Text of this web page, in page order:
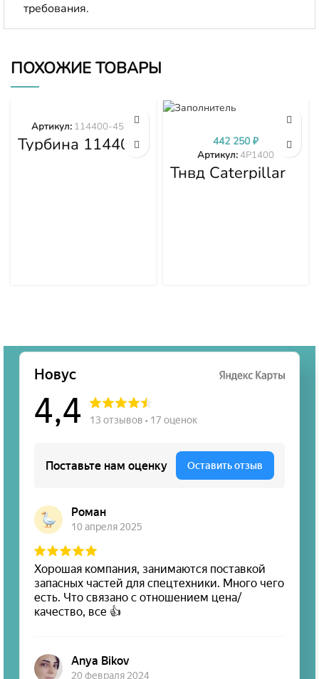
требования.
ПОХОЖИЕ ТОВАРЫ
Турбина 114400-
4577
Артикул: 114400-4577
Тнвд Caterpillar
4P1400
Артикул:4P1400
442 250₽